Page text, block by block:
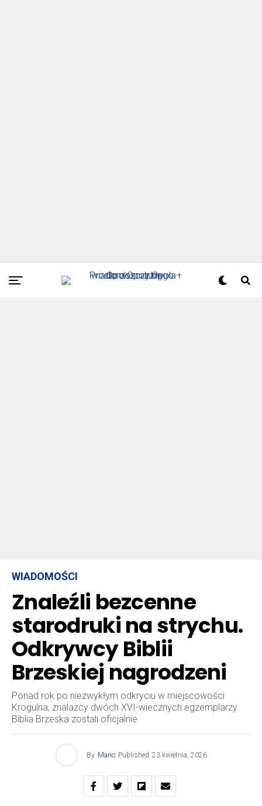
WIADOMOŚCI
Znaleźli bezcenne
starodruki na strychu.
Odkrywcy Biblii
Brzeskiej nagrodzeni
Ponad rok po niezwykłym odkryciu w miejscowości
Krogulna, znalazcy dwóch XVI-wiecznych egzemplarzy
Biblia Brzeska zostali oficjalnie
By Mario Published 23 kwietnia, 2026